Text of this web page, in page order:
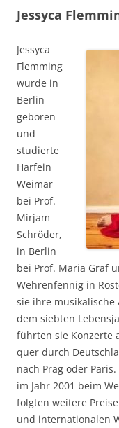
Jessyca
Jessyca
Flemming
wurde in
Berlin
geboren
und
studierte
Harfein
Weimar
bei Prof.
Mirjam
Schröder,
in Berlin
bei Prof. Maria Graf
Wehrenfennig in
sie ihre
dem siebten
führten sie Konzerte
quer durch
nach Prag oder
im Jahr 2001 beim
folgten weitere
und internationalen